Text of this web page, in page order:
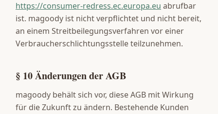
https://consumer-redress.ec.europa.eu abrufbar
ist. magoody ist nicht verpflichtet und nicht bereit,
an einem Streitbeilegungsverfahren vor einer
Verbraucherschlichtungsstelle teilzunehmen.
§ 10 Änderungen der AGB
magoody behält sich vor, diese AGB mit Wirkung
für die Zukunft zu ändern. Bestehende Kunden